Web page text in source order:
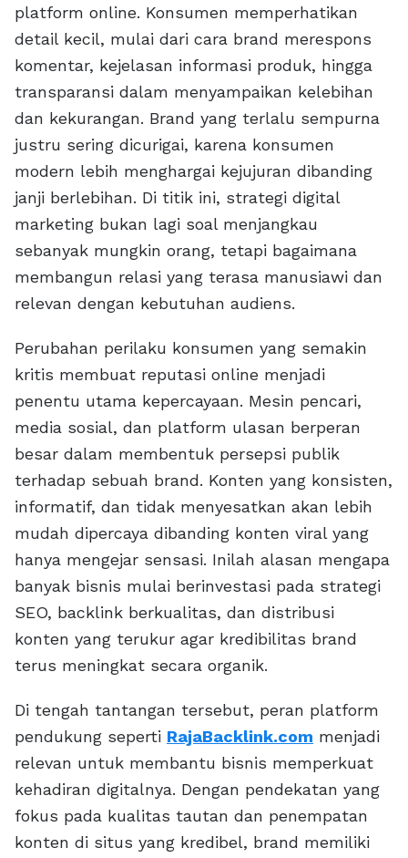
platform online. Konsumen memperhatikan
detail kecil, mulai dari cara brand merespons
komentar, kejelasan informasi produk, hingga
transparansi dalam menyampaikan kelebihan
dan kekurangan. Brand yang terlalu sempurna
justru sering dicurigai, karena konsumen
modern lebih menghargai kejujuran dibanding
janji berlebihan. Di titik ini, strategi digital
marketing bukan lagi soal menjangkau
sebanyak mungkin orang, tetapi bagaimana
membangun relasi yang terasa manusiawi dan
relevan dengan kebutuhan audiens.
Perubahan perilaku konsumen yang semakin
kritis membuat reputasi online menjadi
penentu utama kepercayaan. Mesin pencari,
media sosial, dan platform ulasan berperan
besar dalam membentuk persepsi publik
terhadap sebuah brand. Konten yang konsisten,
informatif, dan tidak menyesatkan akan lebih
mudah dipercaya dibanding konten viral yang
hanya mengejar sensasi. Inilah alasan mengapa
banyak bisnis mulai berinvestasi pada strategi
SEO, backlink berkualitas, dan distribusi
konten yang terukur agar kredibilitas brand
terus meningkat secara organik.
Di tengah tantangan tersebut, peran platform
pendukung seperti RajaBacklink.com menjadi
relevan untuk membantu bisnis memperkuat
kehadiran digitalnya. Dengan pendekatan yang
fokus pada kualitas tautan dan penempatan
konten di situs yang kredibel, brand memiliki